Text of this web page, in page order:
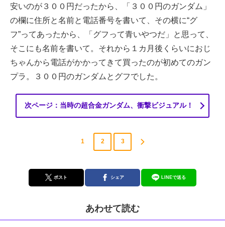
安いのが３００円だったから、「３００円のガンダム」
の欄に住所と名前と電話番号を書いて、その横に“グ
フ”ってあったから、「グフって青いやつだ」と思って、
そこにも名前を書いて。それから１カ月後くらいにおじ
ちゃんから電話がかかってきて買ったのが初めてのガン
プラ。３００円のガンダムとグフでした。
次ページ：当時の超合金ガンダム、衝撃ビジュアル！
1 2 3
ポスト シェア LINEで送る
あわせて読む